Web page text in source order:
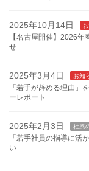
2025年10月14日
【名古屋開催】2026
せ
2025年3月4日 お知
「若手が辞める理由」
ーレポート
2025年2月3日 社風
「若手社員の指導に活
い